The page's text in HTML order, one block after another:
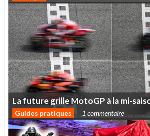
Lafuturegrille MotoGP àlami-
Guides pratiques 1 commentaire